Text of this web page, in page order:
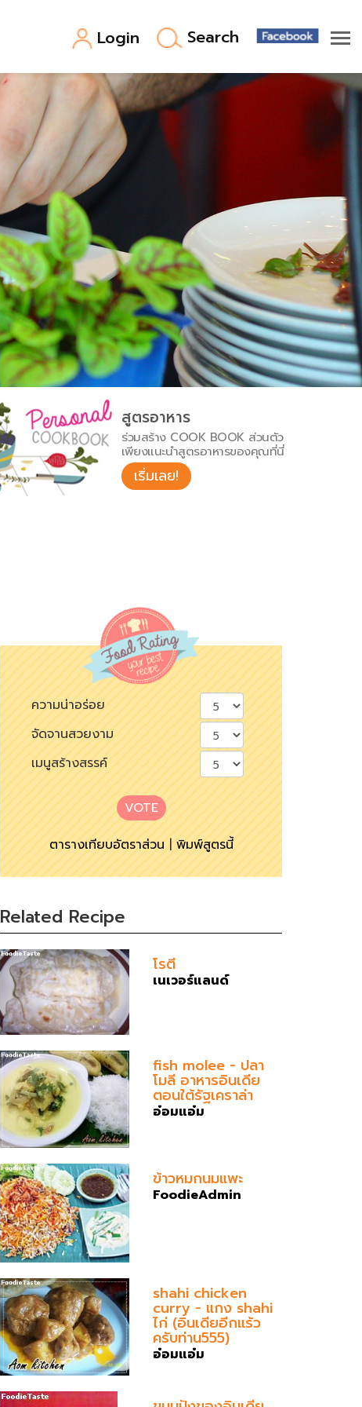
Login Search
สูตรอาหาร
ร่วมสร้าง COOK BOOK ส่วนตัว
เพียงแนะนำสูตรอาหารของคุณที่นี่
เริ่มเลย!
ความน่าอร่อย
จัดจานสวยงาม
เมนูสร้างสรรค์
VOTE
ตารางเทียบอัตราส่วน|พิมพ์สูตรนี้
Related Recipe
โรตี
เนเวอร์แลนด์
fish molee - ปลา
โมลี อาหารอินเดีย
ตอนใต้รัฐเคราล่า
อ๋อมแอ๋ม
ข้าวหมกนมแพะ
FoodieAdmin
shahi chicken
curry - แกง shahi
ไก่ (อินเดียอีกแร้ว
ครับท่าน555)
อ๋อมแอ๋ม